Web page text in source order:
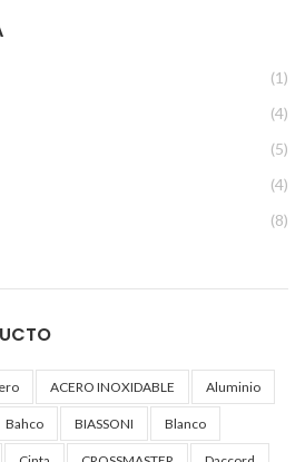
(1)
(4)
(5)
(4)
(8)
ACERO INOXIDABLE Aluminio
Bahco BIASSONI Blanco